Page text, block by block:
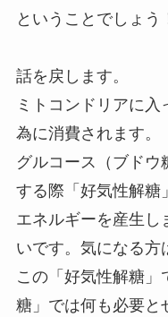
ということでしょう
話を戻します。
ミトコンドリアに
為に消費されます。
グルコース（ブドウ
する際「好気性解糖
エネルギーを産生
いです。気になる方
この「好気性解糖
糖」では何も必要と